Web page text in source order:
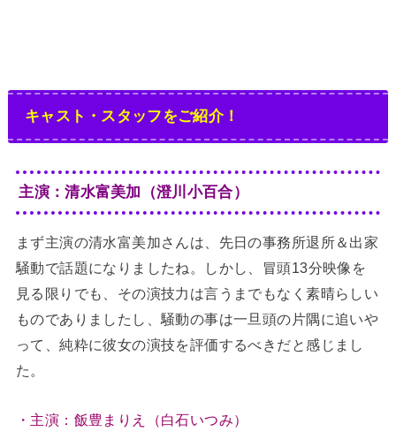
キャスト・スタッフをご紹介！
主演：清水富美加（澄川小百合）
まず主演の清水富美加さんは、先日の事務所退所＆出家
騒動で話題になりましたね。しかし、冒頭13分映像を
見る限りでも、その演技力は言うまでもなく素晴らしい
ものでありましたし、騒動の事は一旦頭の片隅に追いや
って、純粋に彼女の演技を評価するべきだと感じまし
た。
・主演：飯豊まりえ（白石いつみ）